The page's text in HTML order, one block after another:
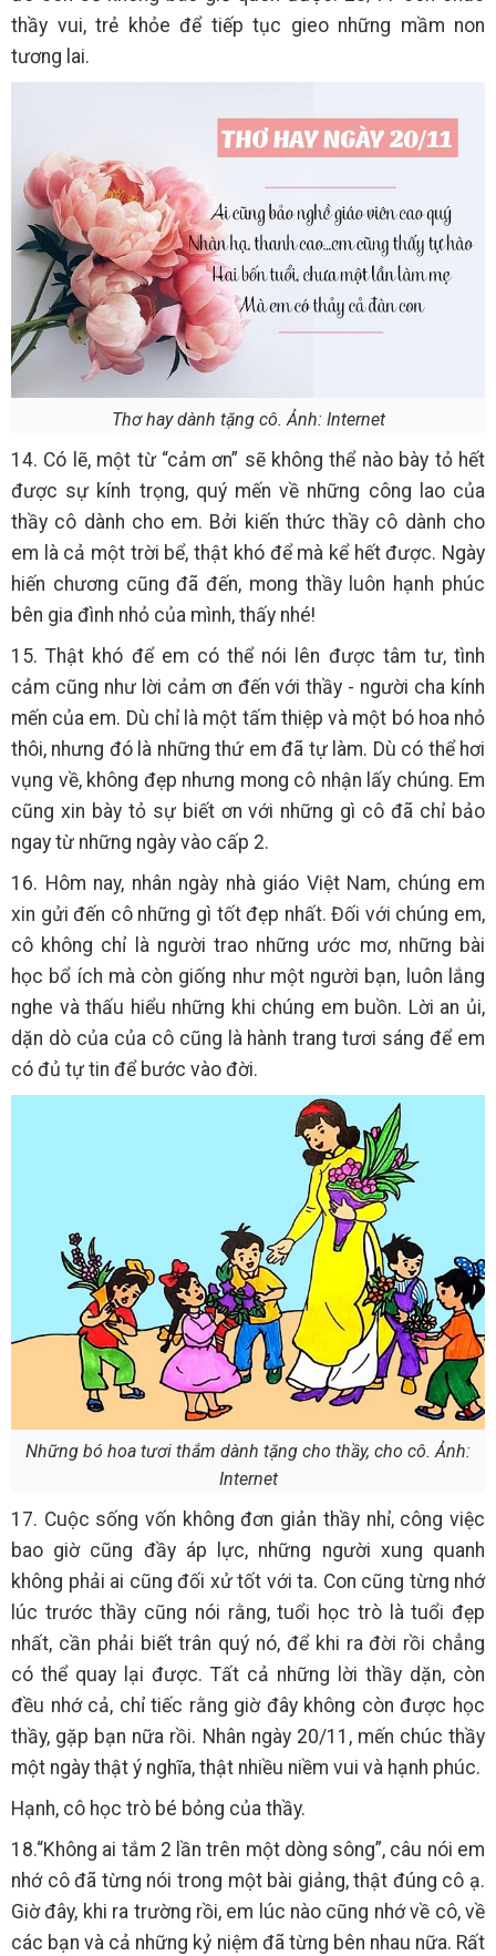
thầy vui, trẻ khỏe để tiếp tục gieo những mầm non
tương lai.
Thơ hay dành tặng cô. Ảnh: Internet
14. Có lẽ, một từ “cảm ơn” sẽ không thể nào bày tỏ hết
được sự kính trọng, quý mến về những công lao của
thầy cô dành cho em. Bởi kiến thức thầy cô dành cho
em là cả một trời bể, thật khó để mà kể hết được. Ngày
hiến chương cũng đã đến, mong thầy luôn hạnh phúc
bên gia đình nhỏ của mình, thấy nhé!
15. Thật khó để em có thể nói lên được tâm tư, tình
cảm cũng như lời cảm ơn đến với thầy - người cha kính
mến của em. Dù chỉ là một tấm thiệp và một bó hoa nhỏ
thôi, nhưng đó là những thứ em đã tự làm. Dù có thể hơi
vụng về, không đẹp nhưng mong cô nhận lấy chúng. Em
cũng xin bày tỏ sự biết ơn với những gì cô đã chỉ bảo
ngay từ những ngày vào cấp 2.
16. Hôm nay, nhân ngày nhà giáo Việt Nam, chúng em
xin gửi đến cô những gì tốt đẹp nhất. Đối với chúng em,
cô không chỉ là người trao những ước mơ, những bài
học bổ ích mà còn giống như một người bạn, luôn lắng
nghe và thấu hiểu những khi chúng em buồn. Lời an ủi,
dặn dò của của cô cũng là hành trang tươi sáng để em
có đủ tự tin để bước vào đời.
Những bó hoa tươi thắm dành tặng cho thầy, cho cô. Ảnh:
Internet
17. Cuộc sống vốn không đơn giản thầy nhỉ, công việc
bao giờ cũng đầy áp lực, những người xung quanh
không phải ai cũng đối xử tốt với ta. Con cũng từng nhớ
lúc trước thầy cũng nói rằng, tuổi học trò là tuổi đẹp
nhất, cần phải biết trân quý nó, để khi ra đời rồi chẳng
có thể quay lại được. Tất cả những lời thầy dặn, còn
đều nhớ cả, chỉ tiếc rằng giờ đây không còn được học
thầy, gặp bạn nữa rồi. Nhân ngày 20/11, mến chúc thầy
một ngày thật ý nghĩa, thật nhiều niềm vui và hạnh phúc.
Hạnh, cô học trò bé bỏng của thầy.
18.“Không ai tắm 2 lần trên một dòng sông”, câu nói em
nhớ cô đã từng nói trong một bài giảng, thật đúng cô ạ.
Giờ đây, khi ra trường rồi, em lúc nào cũng nhớ về cô, về
các bạn và cả những kỷ niệm đã từng bên nhau nữa. Rất